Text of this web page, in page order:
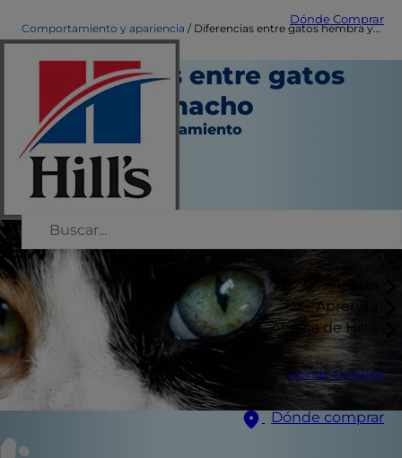
Dónde Comprar
Tienda
Aprenda
Acerca de Hill's
Dónde Comprar
Dónde comprar
Comportamiento y apariencia Diferencias entre gatos hembra y macho
Diferencias entre gatos
hembra y macho
Aspecto y comportamiento
Chrissie Klinger
Agosto 21, 2018